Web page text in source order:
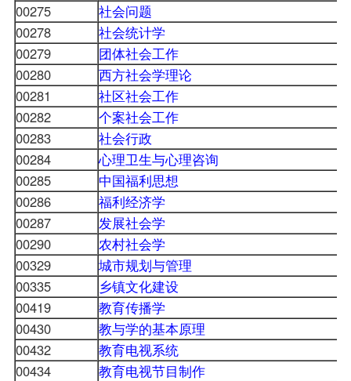
00275
社会问题
00278
社会统计学
00279
团体社会工作
00280
西方社会学理论
00281
社区社会工作
00282
个案社会工作
00283
社会行政
00284
心理卫生与心理咨询
00285
中国福利思想
00286
福利经济学
00287
发展社会学
00290
农村社会学
00329
城市规划与管理
00335
乡镇文化建设
00419
教育传播学
00430
教与学的基本原理
00432
教育电视系统
00434
教育电视节目制作